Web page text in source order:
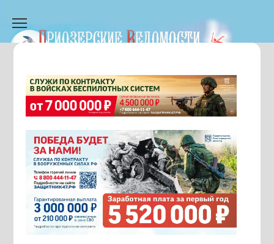
содержанию